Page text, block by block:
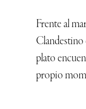
Frente al
Clandestino
plato
propio